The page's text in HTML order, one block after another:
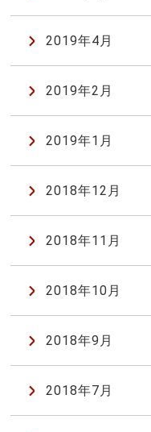
2019年4月
2019年2月
2019年1月
2018年12月
2018年11月
2018年10月
2018年9月
2018年7月